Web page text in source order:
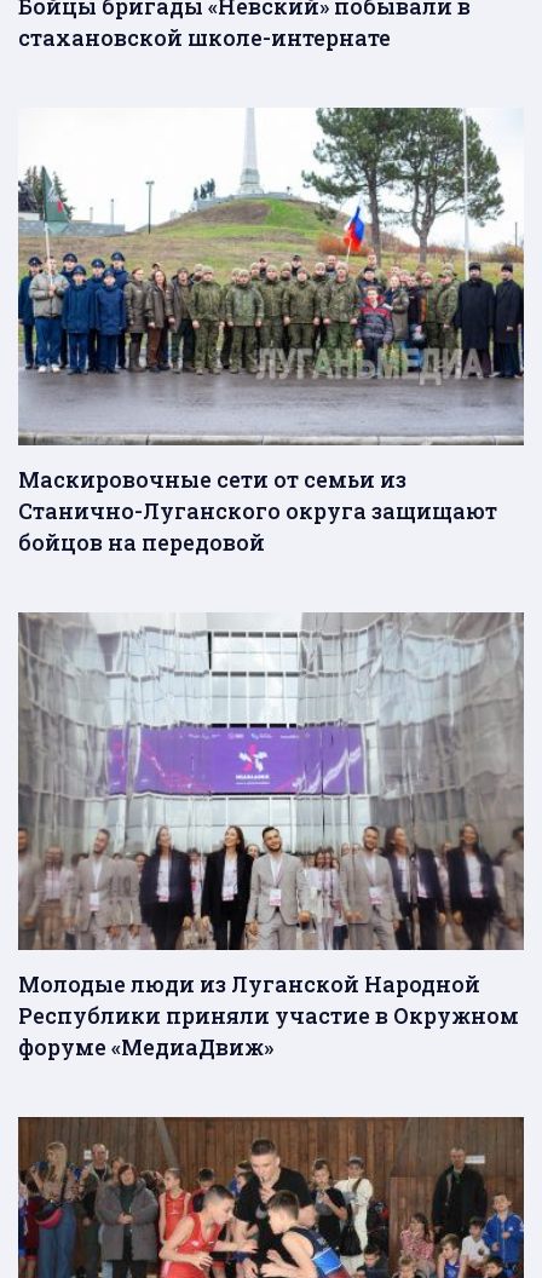
Бойцы бригады «Невский» побывали в
стахановской школе-интернате
Маскировочные сети от семьи из
Станично-Луганского округа защищают
бойцов на передовой
Молодые люди из Луганской Народной
Республики приняли участие в Окружном
форуме «МедиаДвиж»